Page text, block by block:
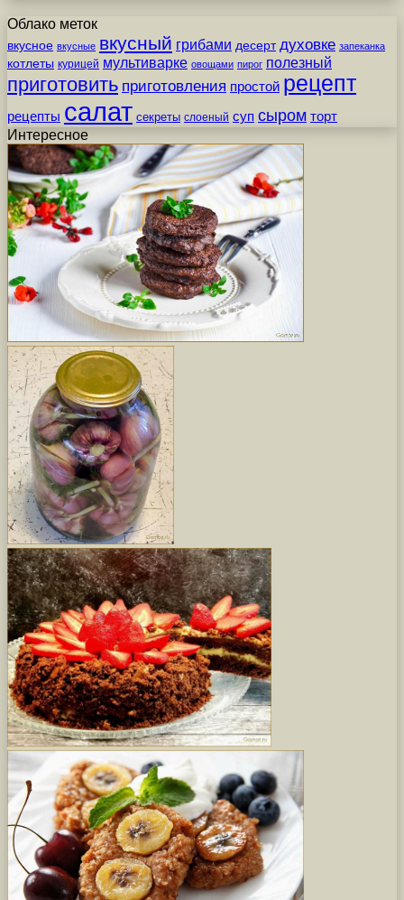
Облако меток
вкусное вкусные вкусный грибами десерт духовке запеканка
котлеты курицей мультиварке овощами пирог полезный
приготовить приготовления простой рецепт
рецепты салат секреты слоеный суп сыром торт
Интересное